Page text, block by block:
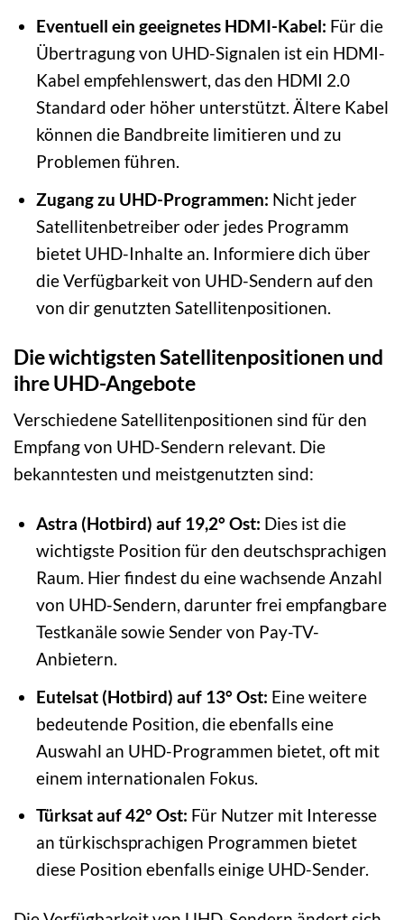
Eventuell ein geeignetes HDMI-Kabel: Für die
Übertragung von UHD-Signalen ist ein HDMI-
Kabel empfehlenswert, das den HDMI 2.0
Standard oder höher unterstützt. Ältere Kabel
können die Bandbreite limitieren und zu
Problemen führen.
Zugang zu UHD-Programmen: Nicht jeder
Satellitenbetreiber oder jedes Programm
bietet UHD-Inhalte an. Informiere dich über
die Verfügbarkeit von UHD-Sendern auf den
von dir genutzten Satellitenpositionen.
Die wichtigsten Satellitenpositionen und
ihre UHD-Angebote
Verschiedene Satellitenpositionen sind für den
Empfang von UHD-Sendern relevant. Die
bekanntesten und meistgenutzten sind:
Astra (Hotbird) auf 19,2° Ost: Dies ist die
wichtigste Position für den deutschsprachigen
Raum. Hier findest du eine wachsende Anzahl
von UHD-Sendern, darunter frei empfangbare
Testkanäle sowie Sender von Pay-TV-
Anbietern.
Eutelsat (Hotbird) auf 13° Ost: Eine weitere
bedeutende Position, die ebenfalls eine
Auswahl an UHD-Programmen bietet, oft mit
einem internationalen Fokus.
Türksat auf 42° Ost: Für Nutzer mit Interesse
an türkischsprachigen Programmen bietet
diese Position ebenfalls einige UHD-Sender.